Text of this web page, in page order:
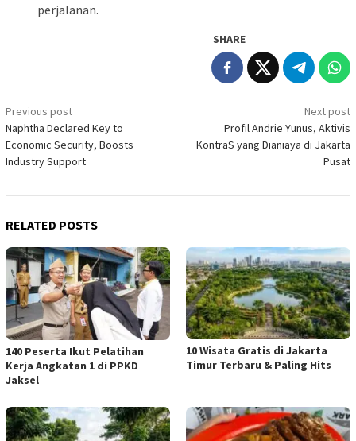
perjalanan.
SHARE
Post
navigation
Previous post
Naphtha Declared Key to
Economic Security, Boosts
Industry Support
Next post
Profil Andrie Yunus, Aktivis
KontraS yang Dianiaya di Jakarta
Pusat
RELATED POSTS
140 Peserta Ikut Pelatihan
Kerja Angkatan 1 di PPKD
Jaksel
10 Wisata Gratis di Jakarta
Timur Terbaru & Paling Hits